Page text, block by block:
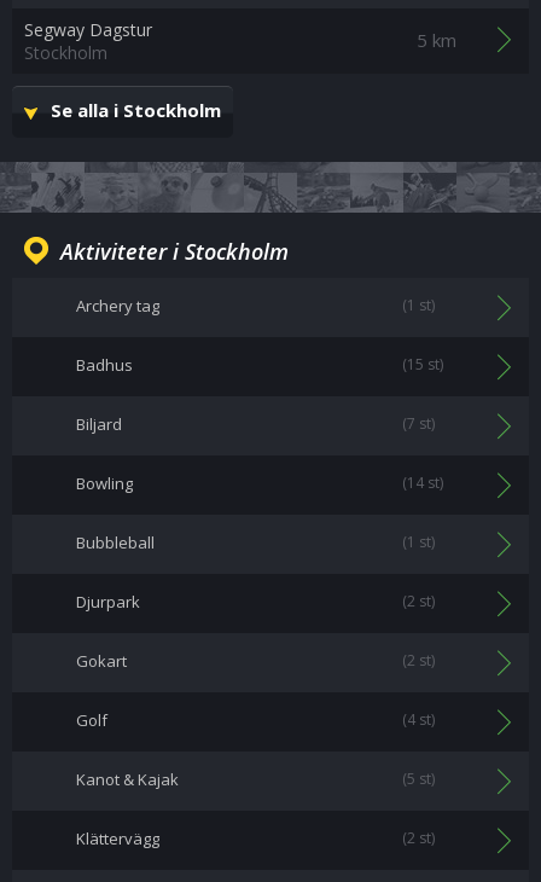
Segway Dagstur
Stockholm
5 km
Se alla i Stockholm
Aktiviteter i Stockholm
Archery tag (1 st)
Badhus (15 st)
Biljard (7 st)
Bowling (14 st)
Bubbleball (1 st)
Djurpark (2 st)
Gokart (2 st)
Golf (4 st)
Kanot & Kajak (5 st)
Klättervägg (2 st)